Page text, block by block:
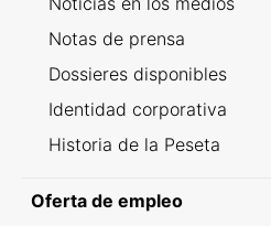
Notas de prensa
Dossieres disponibles
Identidad corporativa
Historia de la Peseta
Oferta de empleo